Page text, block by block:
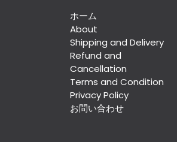
ホーム
About
Shipping and Delivery
Refund and
Cancellation
Terms and Condition
Privacy Policy
お問い合わせ